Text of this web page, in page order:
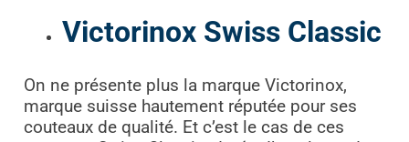
Victorinox Swiss Classic
On ne présente plus la marque Victorinox,
marque suisse hautement réputée pour ses
couteaux de qualité. Et c’est le cas de ces